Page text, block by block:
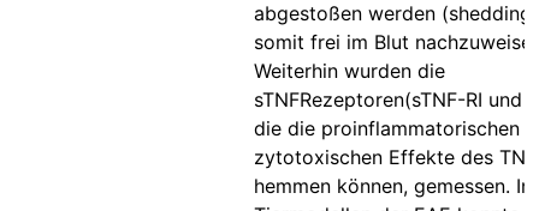
abgestoßen werden
somit frei im Blut
Weiterhin wurden die
sTNFRezeptoren(sTNF-RI und
die die proinflammatorischen
zytotoxischen Effekte des
hemmen können, gemessen. In